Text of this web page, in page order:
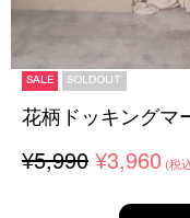
SALE SOLDOUT
花柄ドッキングマ
¥5,990 ¥3,960 (税